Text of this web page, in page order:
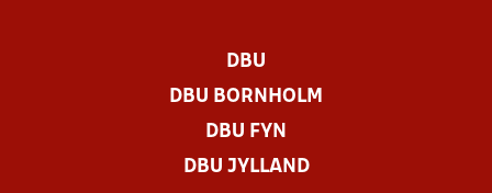
DBU
DBU BORNHOLM
DBU FYN
DBU JYLLAND